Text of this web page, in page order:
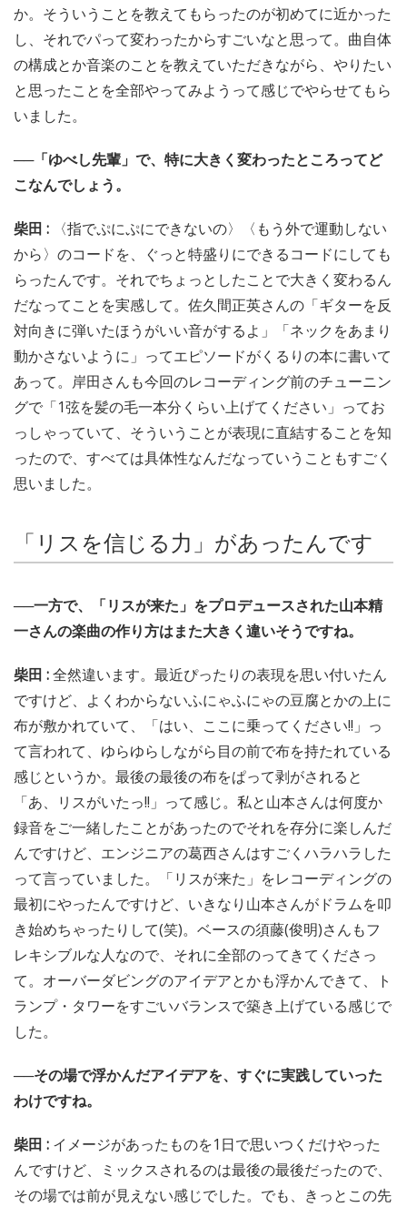
か。そういうことを教えてもらったのが初めてに近かった
し、それでパって変わったからすごいなと思って。曲自体
の構成とか音楽のことを教えていただきながら、やりたい
と思ったことを全部やってみようって感じでやらせてもら
いました。
──「ゆべし先輩」で、特に大きく変わったところってど
こなんでしょう。
柴田 :
〈指でぷにぷにできないの〉〈もう外で運動しない
から〉のコードを、ぐっと特盛りにできるコードにしても
らったんです。それでちょっとしたことで大きく変わるん
だなってことを実感して。佐久間正英さんの「ギターを反
対向きに弾いたほうがいい音がするよ」「ネックをあまり
動かさないように」ってエピソードがくるりの本に書いて
あって。岸田さんも今回のレコーディング前のチューニン
グで「1弦を髪の毛一本分くらい上げてください」ってお
っしゃっていて、そういうことが表現に直結することを知
ったので、すべては具体性なんだなっていうこともすごく
思いました。
「リスを信じる力」があったんです
──一方で、「リスが来た」をプロデュースされた山本精
一さんの楽曲の作り方はまた大きく違いそうですね。
柴田 :全然違います。最近ぴったりの表現を思い付いたん
ですけど、よくわからないふにゃふにゃの豆腐とかの上に
布が敷かれていて、「はい、ここに乗ってください!!」っ
て言われて、ゆらゆらしながら目の前で布を持たれている
感じというか。最後の最後の布をぱって剥がされると
「あ、リスがいたっ!!」って感じ。私と山本さんは何度か
録音をご一緒したことがあったのでそれを存分に楽しんだ
んですけど、エンジニアの葛西さんはすごくハラハラした
って言っていました。「リスが来た」をレコーディングの
最初にやったんですけど、いきなり山本さんがドラムを叩
き始めちゃったりして(笑)。ベースの須藤(俊明)さんもフ
レキシブルな人なので、それに全部のってきてくださっ
て。オーバーダビングのアイデアとかも浮かんできて、ト
ランプ・タワーをすごいバランスで築き上げている感じで
した。
──その場で浮かんだアイデアを、すぐに実践していった
わけですね。
柴田 : イメージがあったものを1日で思いつくだけやった
んですけど、ミックスされるのは最後の最後だったので、
その場では前が見えない感じでした。でも、きっとこの先